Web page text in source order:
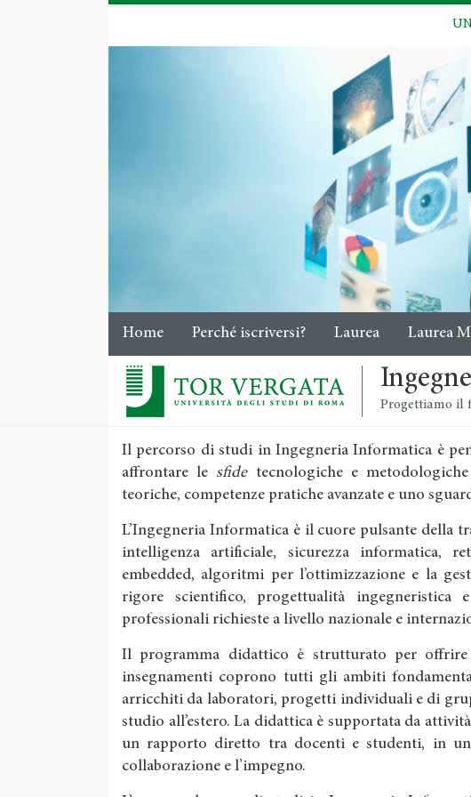
Home Perché iscriversi? Laurea Laurea
Progettiamo il
Il percorso di studi in Ingegneria Informatica è
affrontare le sfidetecnologiche e
teoriche, competenze pratiche avanzate e uno
L’Ingegneria Informatica è il cuore pulsante della
intelligenza artificiale, sicurezza informatica,
embedded, algoritmi per l’ottimizzazione e la
rigore scientifico, progettualità ingegneristica
professionali richieste a livello nazionale e
Il programma didattico è strutturato per
insegnamenti coprono tutti gli ambiti
arricchiti da laboratori, progetti individuali e di
studio all’estero. La didattica è supportata da
un rapporto diretto tra docenti e studenti, in
collaborazione e l’impegno.